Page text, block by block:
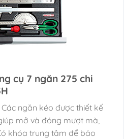
cụ 7 ngăn 275 chi
ngăn kéo được thiết kế
mở và đóng mượt mà,
khóa trung tâm để bảo